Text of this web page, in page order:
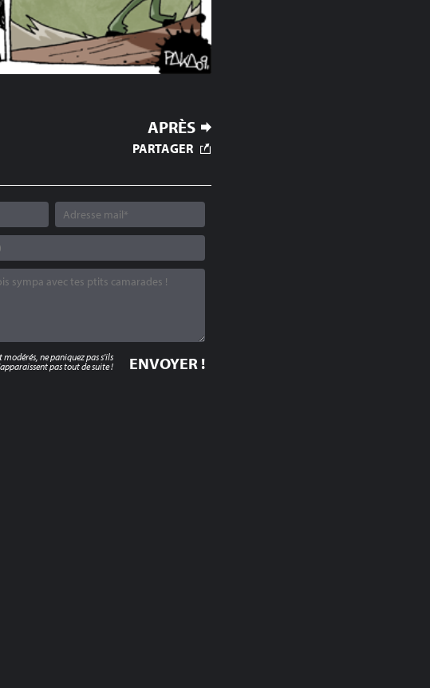
APRÈS
PARTAGER
ne paniquez pas s'ils
pas tout de suite !